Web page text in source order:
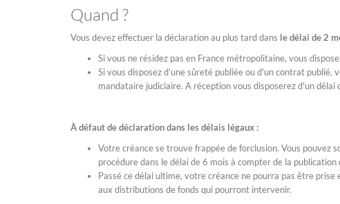
Quand ?
Vous devez effectuer la déclaration au plus tard dans le délai de 2
Si vous ne résidez pas en France métropolitaine, vous
Si vous disposez d’une sûreté publiée ou d'un contrat
mandataire judiciaire. A réception vous disposerez d'un
À défaut de déclaration dans les délais légaux :
Votre créance se trouve frappée de forclusion. Vous pouvez
procédure dans le délai de 6 mois à compter de la
Passé ce délai ultime, votre créance ne pourra pas être
aux distributions de fonds qui pourront intervenir.